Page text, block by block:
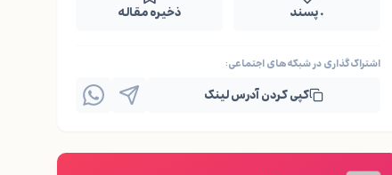
۰ پسند ذخیره مقاله
اشتراک‌گذاری در شبکه‌های اجتماعی:
کپی کردن آدرس لینک